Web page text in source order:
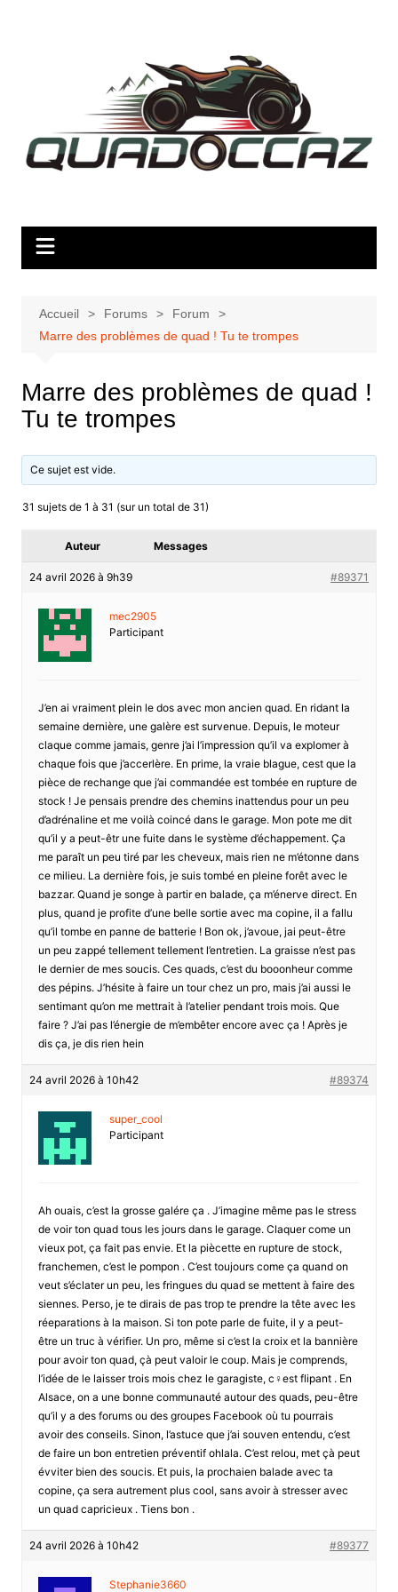
Accueil Forums
Forum
Marre des problèmes de quad ! Tu te trompes
Marre des problèmes de quad !
Tu te trompes
Ce sujet est vide.
31 sujets de 1 à 31 (sur un total de 31)
Auteur Messages
24 avril 2026 à 9h39 #89371
mec2905
Participant
J’en ai vraiment plein le dos avec mon ancien quad. En ridant la
semaine dernière, une galère est survenue. Depuis, le moteur
claque comme jamais, genre j’ai l’impression qu’il va explomer à
chaque fois que j’accerlère. En prime, la vraie blague, cest que la
pièce de rechange que j’ai commandée est tombée en rupture de
stock ! Je pensais prendre des chemins inattendus pour un peu
d’adrénaline et me voilà coincé dans le garage. Mon pote me dit
qu’il y a peut-êtr une fuite dans le système d’échappement. Ça
me paraît un peu tiré par les cheveux, mais rien ne m’étonne dans
ce milieu. La dernière fois, je suis tombé en pleine forêt avec le
bazzar. Quand je songe à partir en balade, ça m’énerve direct. En
plus, quand je profite d’une belle sortie avec ma copine, il a fallu
qu’il tombe en panne de batterie ! Bon ok, j’avoue, jai peut-être
un peu zappé tellement tellement l’entretien. La graisse n’est pas
le dernier de mes soucis. Ces quads, c’est du booonheur comme
des pépins. J’hésite à faire un tour chez un pro, mais j’ai aussi le
sentimant qu’on me mettrait à l’atelier pendant trois mois. Que
faire ? J’ai pas l’énergie de m’embêter encore avec ça ! Après je
dis ça, je dis rien hein
24 avril 2026 à 10h42 #89374
super_cool
Participant
Ah ouais, c’est la grosse galére ça . J’imagine même pas le stress
de voir ton quad tous les jours dans le garage. Claquer come un
vieux pot, ça fait pas envie. Et la piècette en rupture de stock,
franchemen, c’est le pompon . C’est toujours come ça quand on
veut s’éclater un peu, les fringues du quad se mettent à faire des
siennes. Perso, je te dirais de pas trop te prendre la tête avec les
réeparations à la maison. Si ton pote parle de fuite, il y a peut-
être un truc à vérifier. Un pro, même si c’est la croix et la bannière
pour avoir ton quad, çà peut valoir le coup. Mais je comprends,
l’idée de le laisser trois mois chez le garagiste, c♀est flipant . En
Alsace, on a une bonne communauté autour des quads, peu-être
qu’il y a des forums ou des groupes Facebook où tu pourrais
avoir des conseils. Sinon, l’astuce que j’ai souven entendu, c’est
de faire un bon entretien préventif ohlala. C’est relou, met çà peut
évviter bien des soucis. Et puis, la prochaien balade avec ta
copine, ça sera autrement plus cool, sans avoir à stresser avec
un quad capricieux . Tiens bon .
24 avril 2026 à 10h42 #89377
Stephanie3660